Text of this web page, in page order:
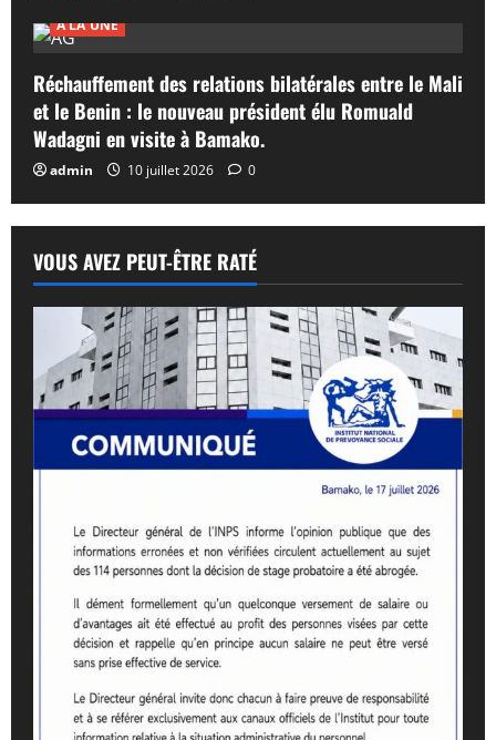
A LA UNE
Réchauffement des relations bilatérales entre le Mali
et le Benin : le nouveau président élu Romuald
Wadagni en visite à Bamako.
admin 10 juillet 2026 0
VOUS AVEZ PEUT-ÊTRE RATÉ